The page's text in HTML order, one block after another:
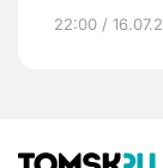
22:00 /